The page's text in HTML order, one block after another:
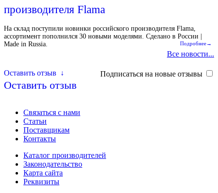
производителя Flama
На склад поступили новинки российского производителя Flama,
ассортимент пополнился 30 новыми моделями. Сделано в России |
Made in Russia.
Подробнее→
Все новости...
Подписаться на новые отзывы
Оставить отзыв ↓
Оставить отзыв
Связаться с нами
Статьи
Поставщикам
Контакты
Каталог производителей
Законодательство
Карта сайта
Реквизиты